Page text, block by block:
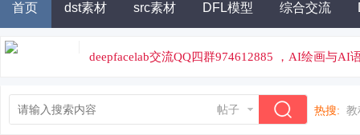
首页 dst素材 src素材 DFL模型 综合交流
AI角色扮演
deepfacelab交流QQ四群974612885 ，AI绘画与AI
帖子
热搜: 教